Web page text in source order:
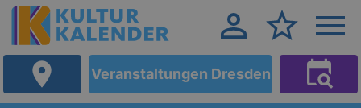
Veranstaltungen Dresden